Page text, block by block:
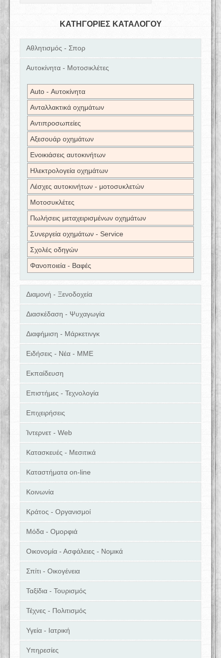
ΚΑΤΗΓΟΡΙΕΣ ΚΑΤΑΛΟΓΟΥ
Αθλητισμός - Σπορ
Αυτοκίνητα - Μοτοσικλέτες
Auto - Αυτοκίνητα
Ανταλλακτικά οχημάτων
Αντιπροσωπείες
Αξεσουάρ οχημάτων
Ενοικιάσεις αυτοκινήτων
Ηλεκτρολογεία οχημάτων
Λέσχες αυτοκινήτων - μοτοσυκλετών
Μοτοσυκλέτες
Πωλήσεις μεταχειρισμένων οχημάτων
Συνεργεία οχημάτων - Service
Σχολές οδηγών
Φανοποιεία - Βαφές
Διαμονή - Ξενοδοχεία
Διασκέδαση - Ψυχαγωγία
Διαφήμιση - Μάρκετινγκ
Ειδήσεις - Νέα - ΜΜΕ
Εκπαίδευση
Επιστήμες - Τεχνολογία
Επιχειρήσεις
Ίντερνετ - Web
Κατασκευές - Μεσιτικά
Καταστήματα on-line
Κοινωνία
Κράτος - Οργανισμοί
Μόδα - Ομορφιά
Οικονομία - Ασφάλειες - Νομικά
Σπίτι - Οικογένεια
Ταξίδια - Τουρισμός
Τέχνες - Πολιτισμός
Υγεία - Ιατρική
Υπηρεσίες